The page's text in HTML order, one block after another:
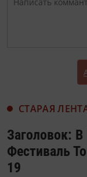
СТАРАЯ
Заголовок:
Фестиваль
19